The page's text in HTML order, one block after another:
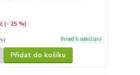
(- 25 %)
Ihned k odeslání
Přidat do košíku